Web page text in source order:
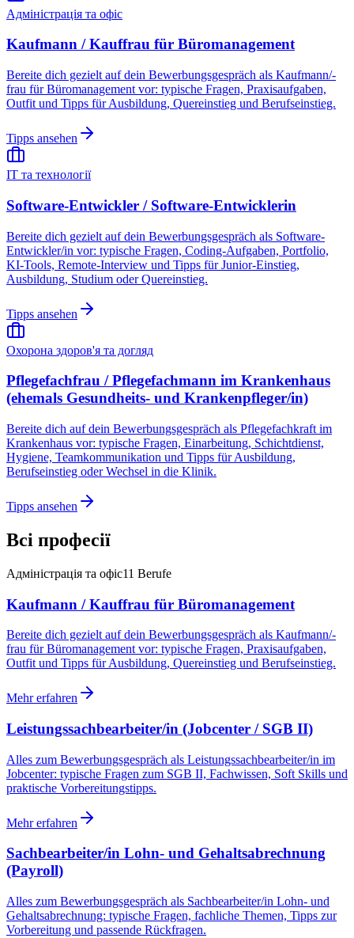
Адміністрація та офіс
Kaufmann / Kauffrau für Büromanagement
Bereite dich gezielt auf dein Bewerbungsgespräch als Kaufmann/-
frau für Büromanagement vor: typische Fragen, Praxisaufgaben,
Outfit und Tipps für Ausbildung, Quereinstieg und Berufseinstieg.
Tipps ansehen
ІТ та технології
Software-Entwickler / Software-Entwicklerin
Bereite dich gezielt auf dein Bewerbungsgespräch als Software-
Entwickler/in vor: typische Fragen, Coding-Aufgaben, Portfolio,
KI-Tools, Remote-Interview und Tipps für Junior-Einstieg,
Ausbildung, Studium oder Quereinstieg.
Tipps ansehen
Охорона здоров'я та догляд
Pflegefachfrau / Pflegefachmann im Krankenhaus
(ehemals Gesundheits- und Krankenpfleger/in)
Bereite dich auf dein Bewerbungsgespräch als Pflegefachkraft im
Krankenhaus vor: typische Fragen, Einarbeitung, Schichtdienst,
Hygiene, Teamkommunikation und Tipps für Ausbildung,
Berufseinstieg oder Wechsel in die Klinik.
Tipps ansehen
Всі професії
Адміністрація та офіс11 Berufe
Kaufmann / Kauffrau für Büromanagement
Bereite dich gezielt auf dein Bewerbungsgespräch als Kaufmann/-
frau für Büromanagement vor: typische Fragen, Praxisaufgaben,
Outfit und Tipps für Ausbildung, Quereinstieg und Berufseinstieg.
Mehr erfahren
Leistungssachbearbeiter/in (Jobcenter / SGB II)
Alles zum Bewerbungsgespräch als Leistungssachbearbeiter/in im
Jobcenter: typische Fragen zum SGB II, Fachwissen, Soft Skills und
praktische Vorbereitungstipps.
Mehr erfahren
Sachbearbeiter/in Lohn- und Gehaltsabrechnung
(Payroll)
Alles zum Bewerbungsgespräch als Sachbearbeiter/in Lohn- und
Gehaltsabrechnung: typische Fragen, fachliche Themen, Tipps zur
Vorbereitung und passende Rückfragen.